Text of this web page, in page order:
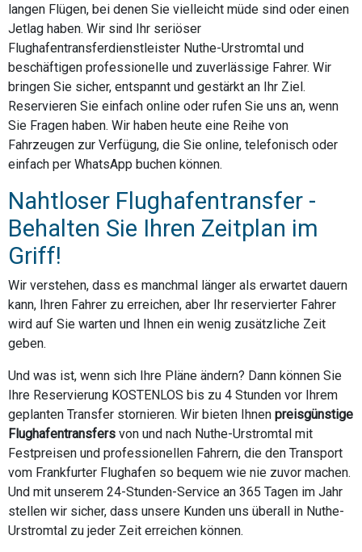
langen Flügen, bei denen Sie vielleicht müde sind oder einen
Jetlag haben. Wir sind Ihr seriöser
Flughafentransferdienstleister Nuthe-Urstromtal und
beschäftigen professionelle und zuverlässige Fahrer. Wir
bringen Sie sicher, entspannt und gestärkt an Ihr Ziel.
Reservieren Sie einfach online oder rufen Sie uns an, wenn
Sie Fragen haben. Wir haben heute eine Reihe von
Fahrzeugen zur Verfügung, die Sie online, telefonisch oder
einfach per WhatsApp buchen können.
Nahtloser Flughafentransfer -
Behalten Sie Ihren Zeitplan im
Griff!
Wir verstehen, dass es manchmal länger als erwartet dauern
kann, Ihren Fahrer zu erreichen, aber Ihr reservierter Fahrer
wird auf Sie warten und Ihnen ein wenig zusätzliche Zeit
geben.
Und was ist, wenn sich Ihre Pläne ändern? Dann können Sie
Ihre Reservierung KOSTENLOS bis zu 4 Stunden vor Ihrem
geplanten Transfer stornieren. Wir bieten Ihnen preisgünstige
Flughafentransfers von und nach Nuthe-Urstromtal mit
Festpreisen und professionellen Fahrern, die den Transport
vom Frankfurter Flughafen so bequem wie nie zuvor machen.
Und mit unserem 24-Stunden-Service an 365 Tagen im Jahr
stellen wir sicher, dass unsere Kunden uns überall in Nuthe-
Urstromtal zu jeder Zeit erreichen können.